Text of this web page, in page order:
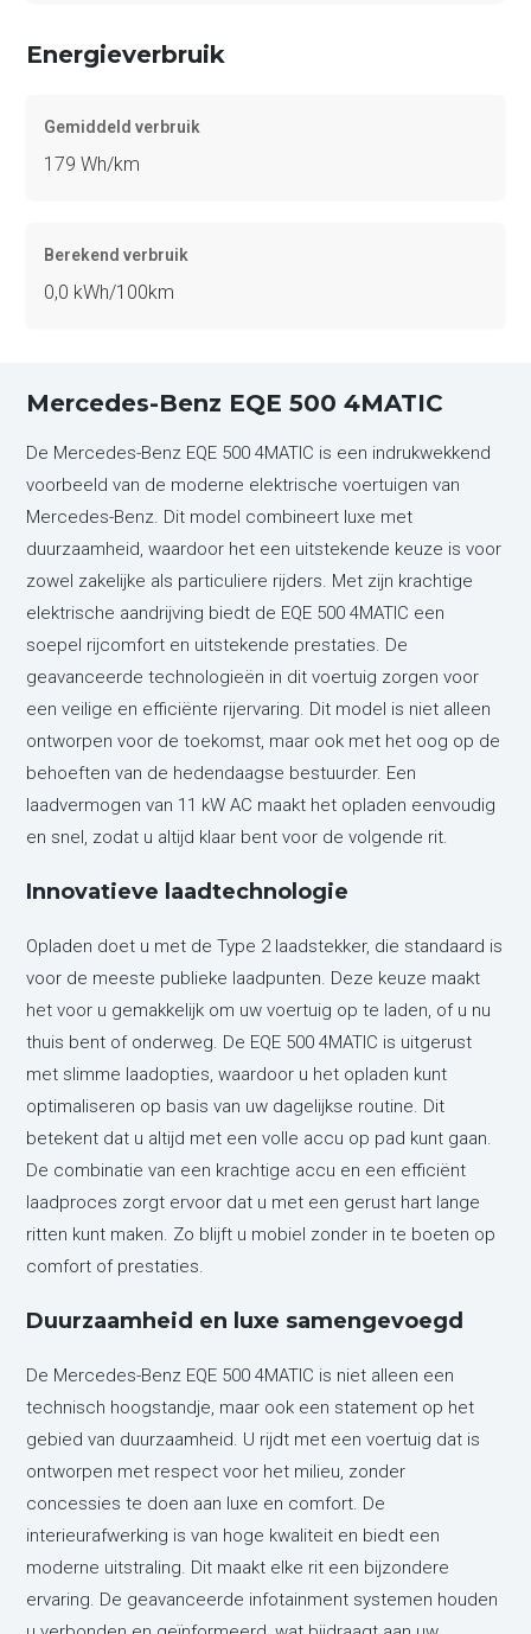
Energieverbruik
Gemiddeld verbruik
179 Wh/km
Berekend verbruik
0,0 kWh/100km
Mercedes-Benz EQE 500 4MATIC
De Mercedes-Benz EQE 500 4MATIC is een indrukwekkend
voorbeeld van de moderne elektrische voertuigen van
Mercedes-Benz. Dit model combineert luxe met
duurzaamheid, waardoor het een uitstekende keuze is voor
zowel zakelijke als particuliere rijders. Met zijn krachtige
elektrische aandrijving biedt de EQE 500 4MATIC een
soepel rijcomfort en uitstekende prestaties. De
geavanceerde technologieën in dit voertuig zorgen voor
een veilige en efficiënte rijervaring. Dit model is niet alleen
ontworpen voor de toekomst, maar ook met het oog op de
behoeften van de hedendaagse bestuurder. Een
laadvermogen van 11 kW AC maakt het opladen eenvoudig
en snel, zodat u altijd klaar bent voor de volgende rit.
Innovatieve laadtechnologie
Opladen doet u met de Type 2 laadstekker, die standaard is
voor de meeste publieke laadpunten. Deze keuze maakt
het voor u gemakkelijk om uw voertuig op te laden, of u nu
thuis bent of onderweg. De EQE 500 4MATIC is uitgerust
met slimme laadopties, waardoor u het opladen kunt
optimaliseren op basis van uw dagelijkse routine. Dit
betekent dat u altijd met een volle accu op pad kunt gaan.
De combinatie van een krachtige accu en een efficiënt
laadproces zorgt ervoor dat u met een gerust hart lange
ritten kunt maken. Zo blijft u mobiel zonder in te boeten op
comfort of prestaties.
Duurzaamheid en luxe samengevoegd
De Mercedes-Benz EQE 500 4MATIC is niet alleen een
technisch hoogstandje, maar ook een statement op het
gebied van duurzaamheid. U rijdt met een voertuig dat is
ontworpen met respect voor het milieu, zonder
concessies te doen aan luxe en comfort. De
interieurafwerking is van hoge kwaliteit en biedt een
moderne uitstraling. Dit maakt elke rit een bijzondere
ervaring. De geavanceerde infotainment systemen houden